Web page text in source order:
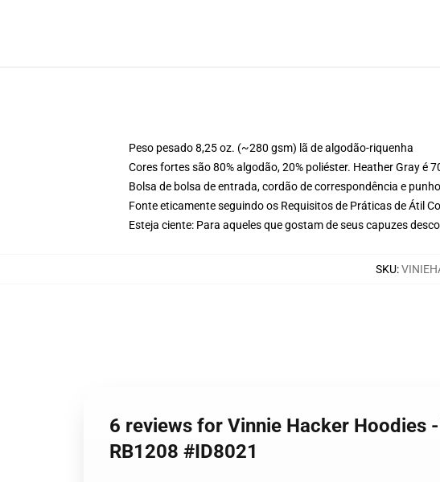
Peso pesado 8,25 oz. (~280 gsm) lã de algodão-riquenha
Cores fortes são 80% algodão, 20% poliéster. Heather Gray é
Bolsa de bolsa de entrada, cordão de correspondência e
Fonte eticamente seguindo os Requisitos de Práticas de Átil
Esteja ciente: Para aqueles que gostam de seus capuzes
SKU:
6 reviews for Vinnie Hacker Hoodies
RB1208 #ID8021